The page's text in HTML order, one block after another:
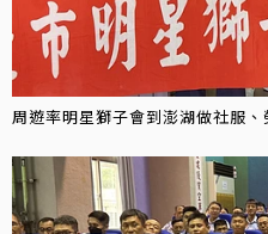
周遊率明星獅子會到澎湖做社服